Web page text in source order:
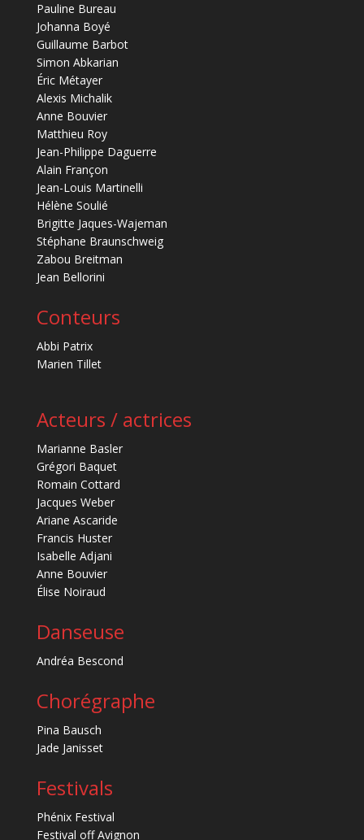
Pauline Bureau
Johanna Boyé
Guillaume Barbot
Simon Abkarian
Éric Métayer
Alexis Michalik
Anne Bouvier
Matthieu Roy
Jean-Philippe Daguerre
Alain Françon
Jean-Louis Martinelli
Hélène Soulié
Brigitte Jaques-Wajeman
Stéphane Braunschweig
Zabou Breitman
Jean Bellorini
Conteurs
Abbi Patrix
Marien Tillet
Acteurs / actrices
Marianne Basler
Grégori Baquet
Romain Cottard
Jacques Weber
Ariane Ascaride
Francis Huster
Isabelle Adjani
Anne Bouvier
Élise Noiraud
Danseuse
Andréa Bescond
Chorégraphe
Pina Bausch
Jade Janisset
Festivals
Phénix Festival
Festival off Avignon